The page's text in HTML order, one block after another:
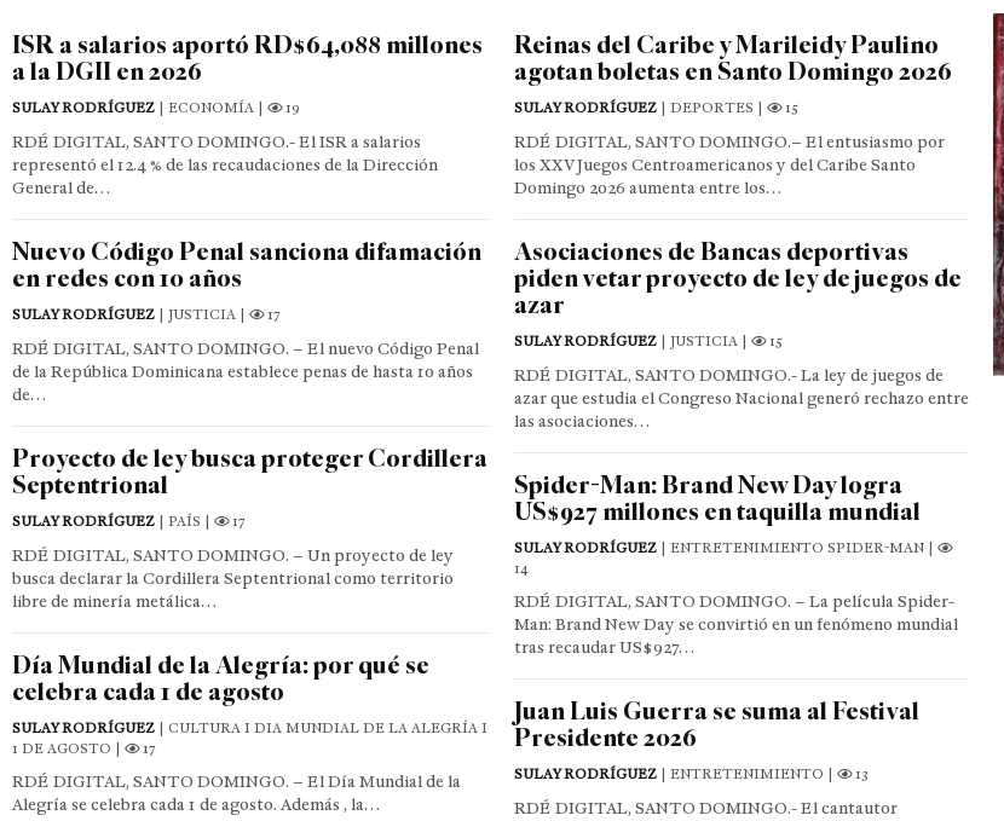
ISR a salarios aportó RD$64,088 millones
a la DGII en 2026
SULAY RODRÍGUEZ | ECONOMÍA | 19
RDÉ DIGITAL, SANTO DOMINGO.- El ISR a salarios
representó el 12.4 % de las recaudaciones de la Dirección
General de…
Nuevo Código Penal sanciona difamación
en redes con 10 años
SULAY RODRÍGUEZ | JUSTICIA | 17
RDÉ DIGITAL, SANTO DOMINGO. – El nuevo Código Penal
de la República Dominicana establece penas de hasta 10 años
de…
Proyecto de ley busca proteger Cordillera
Septentrional
SULAY RODRÍGUEZ | PAÍS | 17
RDÉ DIGITAL, SANTO DOMINGO. – Un proyecto de ley
busca declarar la Cordillera Septentrional como territorio
libre de minería metálica…
Día Mundial de la Alegría: por qué se
celebra cada 1 de agosto
SULAY RODRÍGUEZ | CULTURA I DIA MUNDIAL DE LA ALEGRÍA I
1 DE AGOSTO |
17
RDÉ DIGITAL, SANTO DOMINGO. – El Día Mundial de la
Alegría se celebra cada 1 de agosto. Además , la…
Reinas del Caribe y Marileidy Paulino
agotan boletas en Santo Domingo 2026
SULAY RODRÍGUEZ | DEPORTES | 15
RDÉ DIGITAL, SANTO DOMINGO.– El entusiasmo por
los XXV Juegos Centroamericanos y del Caribe Santo
Domingo 2026 aumenta entre los…
Asociaciones de Bancas deportivas
piden vetar proyecto de ley de juegos de
azar
SULAY RODRÍGUEZ | JUSTICIA | 15
RDÉ DIGITAL, SANTO DOMINGO.- La ley de juegos de
azar que estudia el Congreso Nacional generó rechazo entre
las asociaciones…
Spider-Man: Brand New Day logra
US$927 millones en taquilla mundial
SULAY RODRÍGUEZ | ENTRETENIMIENTO SPIDER-MAN |
14
RDÉ DIGITAL, SANTO DOMINGO. – La película Spider-
Man: Brand New Day se convirtió en un fenómeno mundial
tras recaudar US$927…
Juan Luis Guerra se suma al Festival
Presidente 2026
SULAY RODRÍGUEZ | ENTRETENIMIENTO | 13
RDÉ DIGITAL, SANTO DOMINGO.- El cantautor